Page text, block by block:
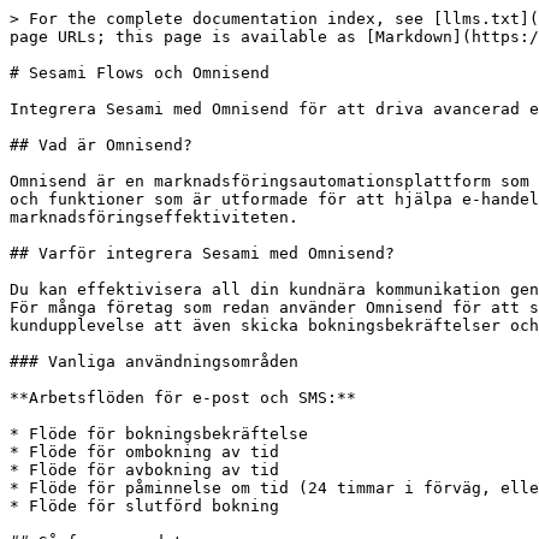
> For the complete documentation index, see [llms.txt](https://help.sesami.co/llms.txt). Markdown versions of documentation pages are available by appending `.md` to page URLs; this page is available as [Markdown](https://help.sesami.co/se/automatiseringar/sesami-flows-and-omnisend.md).

# Sesami Flows och Omnisend

Integrera Sesami med Omnisend för att driva avancerad e-post- och SMS-marknadsföring för din bokningsverksamhet.

## Vad är Omnisend?

Omnisend är en marknadsföringsautomationsplattform som specialiserar sig på e-post- och SMS-marknadsföring för e-handelsföretag. Den erbjuder en uppsättning verktyg och funktioner som är utformade för att hjälpa e-handelsföretag att engagera sina kunder, öka försäljningen och förbättra den övergripande marknadsföringseffektiviteten.

## Varför integrera Sesami med Omnisend?

Du kan effektivisera all din kundnära kommunikation genom att mata in Sesamis händelsedata i Omnisend och utlösa all kommunikation (e-post eller SMS) via Omnisend. För många företag som redan använder Omnisend för att skicka orderbekräftelser, SMS-marknadsföringsmeddelanden och annan kommunikation skapar det en enhetlig kundupplevelse att även skicka bokningsbekräftelser och påminnelser om möten via Omnisend.

### Vanliga användningsområden

**Arbetsflöden för e-post och SMS:**

* Flöde för bokningsbekräftelse
* Flöde för ombokning av tid
* Flöde för avbokning av tid
* Flöde för påminnelse om tid (24 timmar i förväg, eller anpassad tidpunkt)
* Flöde för slutförd bokning

## Så fungerar det

Sesami använder **Sesami Flows** för att skicka bokningshändelser till Omnisend i realtid. När en bokning skapas, ombokas, avbokas eller slutförs skickar Sesami dessa händelsedata till Omnisend via webhook till en anpassad händelse som du har skapat. Du skapar sedan arbetsflöden i Omnisend som utlöser e-post- eller SMS-meddelanden baserat på dessa anpassade händelser.

### Dataflödet

1. Kunden bokar en tid i Sesami
2. Sesami Flow utlöser och skickar händelsedata till Omnisend via webhook
3. Omnisend tar emot händelsen som en anpassad händelse (t.ex. "Bokning skapad")
4. Omnisends arbetsflöde utlöses baserat på den händelsen
5. Kunden får e-post eller SMS med bokningsdetaljer

## Installationsinstruktioner

### Del 1: Konfigurera Omnisend

#### Steg 1: Installera och anslut Omnisend

1. Installera **Omnisend-appen** från Shopify App Store
2. Följ appens installationssteg för att ansluta din butik
3. Slutför Omnisends onboardingprocess

#### Steg 2: Skapa en API-nyckel (KPI-nyckel)

1. I Omnisend klickar du på din **profilflik**
2. Navigera till **Butiksinställningar**
3. Klicka på **API-nycklar** fliken
4. Klicka på **Skapa privat API-nyckel**
5. Namnge den "Sesami Integration" (eller liknande)
6. Konfigurera behörigheter - välj följande:
   * **Kampanjer** - gör det möjligt att ladda ner rapporter, mottagarlistor
   * **Kontakter** - gör det möjligt att skapa, redigera, ladda ner, radera prenumeranter
   * **Beställningar** - gör det möjligt att skapa, redigera, ladda ner, radera ordrar
   * **Produkter** - gör det möjligt att skapa, redigera, ladda ner, radera produkter
   * **Kundvagnar** - gör det möjligt att skapa, redigera, ladda ner, radera kundvagnar
   * **Evenemang** - gör det